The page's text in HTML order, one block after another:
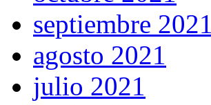
septiembre 2021
agosto 2021
julio 2021